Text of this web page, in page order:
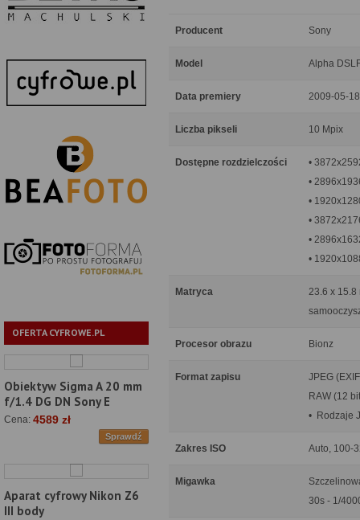
OFERTA CYFROWE.PL
Obiektyw Sigma A 20 mm
f/1.4 DG DN Sony E
Cena: 4589 zł
Sprawdź
Aparat cyfrowy Nikon Z6
III body
Producent Sony
Model Alpha
Data premiery 2009-05-18
Liczba pikseli 10 Mpix
Dostępne rozdzielczości
•
•
•
•
•
•
Matryca
23.6 x 15.8
Procesor obrazu Bionz
Format zapisu
JPEG
RAW (12
• Rodzaje
Zakres ISO Auto, 100-
Migawka
30s - 1/